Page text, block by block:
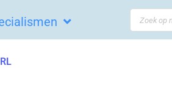
Search
...